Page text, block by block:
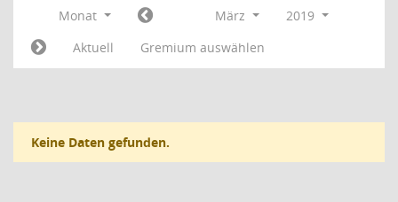
Monat März
2019
Aktuell
Gremium auswählen
Keine Daten gefunden.